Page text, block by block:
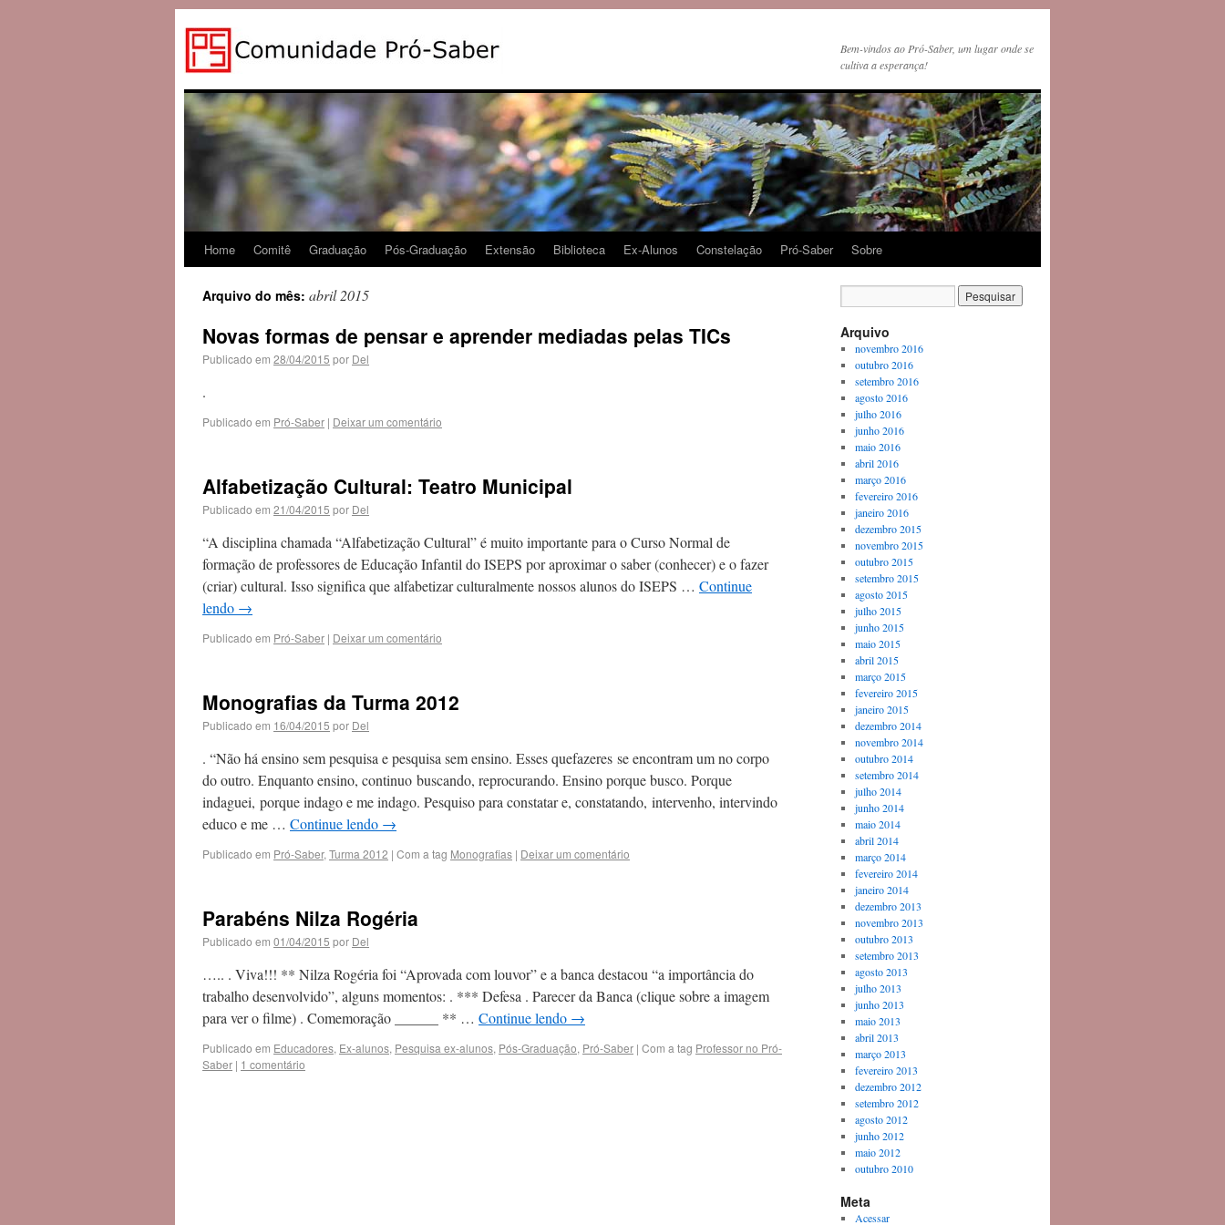
Bem-vindos ao Pró-Saber, um lugar onde se
cultiva a esperança!
Home Comitê Graduação Pós-Graduação Extensão Biblioteca Ex-Alunos Constelação Pró-Saber Sobre
Arquivo do mês: abril 2015
Novas formas de pensar e aprender mediadas pelas TICs
Publicado em 28/04/2015 por Del
.
Publicado em Pró-Saber | Deixar um comentário
Alfabetização Cultural: Teatro Municipal
Publicado em 21/04/2015 por Del
“A disciplina chamada “Alfabetização Cultural” é muito importante para o Curso Normal de
formação de professores de Educação Infantil do ISEPS por aproximar o saber (conhecer) e o fazer
(criar) cultural. Isso significa que alfabetizar culturalmente nossos alunos do ISEPS … Continue
lendo →
Publicado em Pró-Saber | Deixar um comentário
Monografias da Turma 2012
Publicado em 16/04/2015 por Del
. “Não há ensino sem pesquisa e pesquisa sem ensino. Esses quefazeres se encontram um no corpo
do outro. Enquanto ensino, continuo buscando, reprocurando. Ensino porque busco. Porque
indaguei, porque indago e me indago. Pesquiso para constatar e, constatando, intervenho, intervindo
educo e me … Continue lendo →
Publicado em Pró-Saber, Turma 2012 | Com a tag Monografias | Deixar um comentário
Parabéns Nilza Rogéria
Publicado em 01/04/2015 por Del
….. . Viva!!! ** Nilza Rogéria foi “Aprovada com louvor” e a banca destacou “a importância do
trabalho desenvolvido”, alguns momentos: . *** Defesa . Parecer da Banca (clique sobre a imagem
para ver o filme) . Comemoração ______ ** … Continue lendo →
Publicado em Educadores, Ex-alunos, Pesquisa ex-alunos, Pós-Graduação, Pró-Saber | Com a tag Professor no Pró-
Saber | 1 comentário
Arquivo
novembro 2016
outubro 2016
setembro 2016
agosto 2016
julho 2016
junho 2016
maio 2016
abril 2016
março 2016
fevereiro 2016
janeiro 2016
dezembro 2015
novembro 2015
outubro 2015
setembro 2015
agosto 2015
julho 2015
junho 2015
maio 2015
abril 2015
março 2015
fevereiro 2015
janeiro 2015
dezembro 2014
novembro 2014
outubro 2014
setembro 2014
julho 2014
junho 2014
maio 2014
abril 2014
março 2014
fevereiro 2014
janeiro 2014
dezembro 2013
novembro 2013
outubro 2013
setembro 2013
agosto 2013
julho 2013
junho 2013
maio 2013
abril 2013
março 2013
fevereiro 2013
dezembro 2012
setembro 2012
agosto 2012
junho 2012
maio 2012
outubro 2010
Meta
Acessar